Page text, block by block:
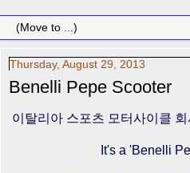
Thursday, August 29, 2013
Benelli Pepe Scooter
이탈리아 스포츠 모터사이클
It's a 'Benelli